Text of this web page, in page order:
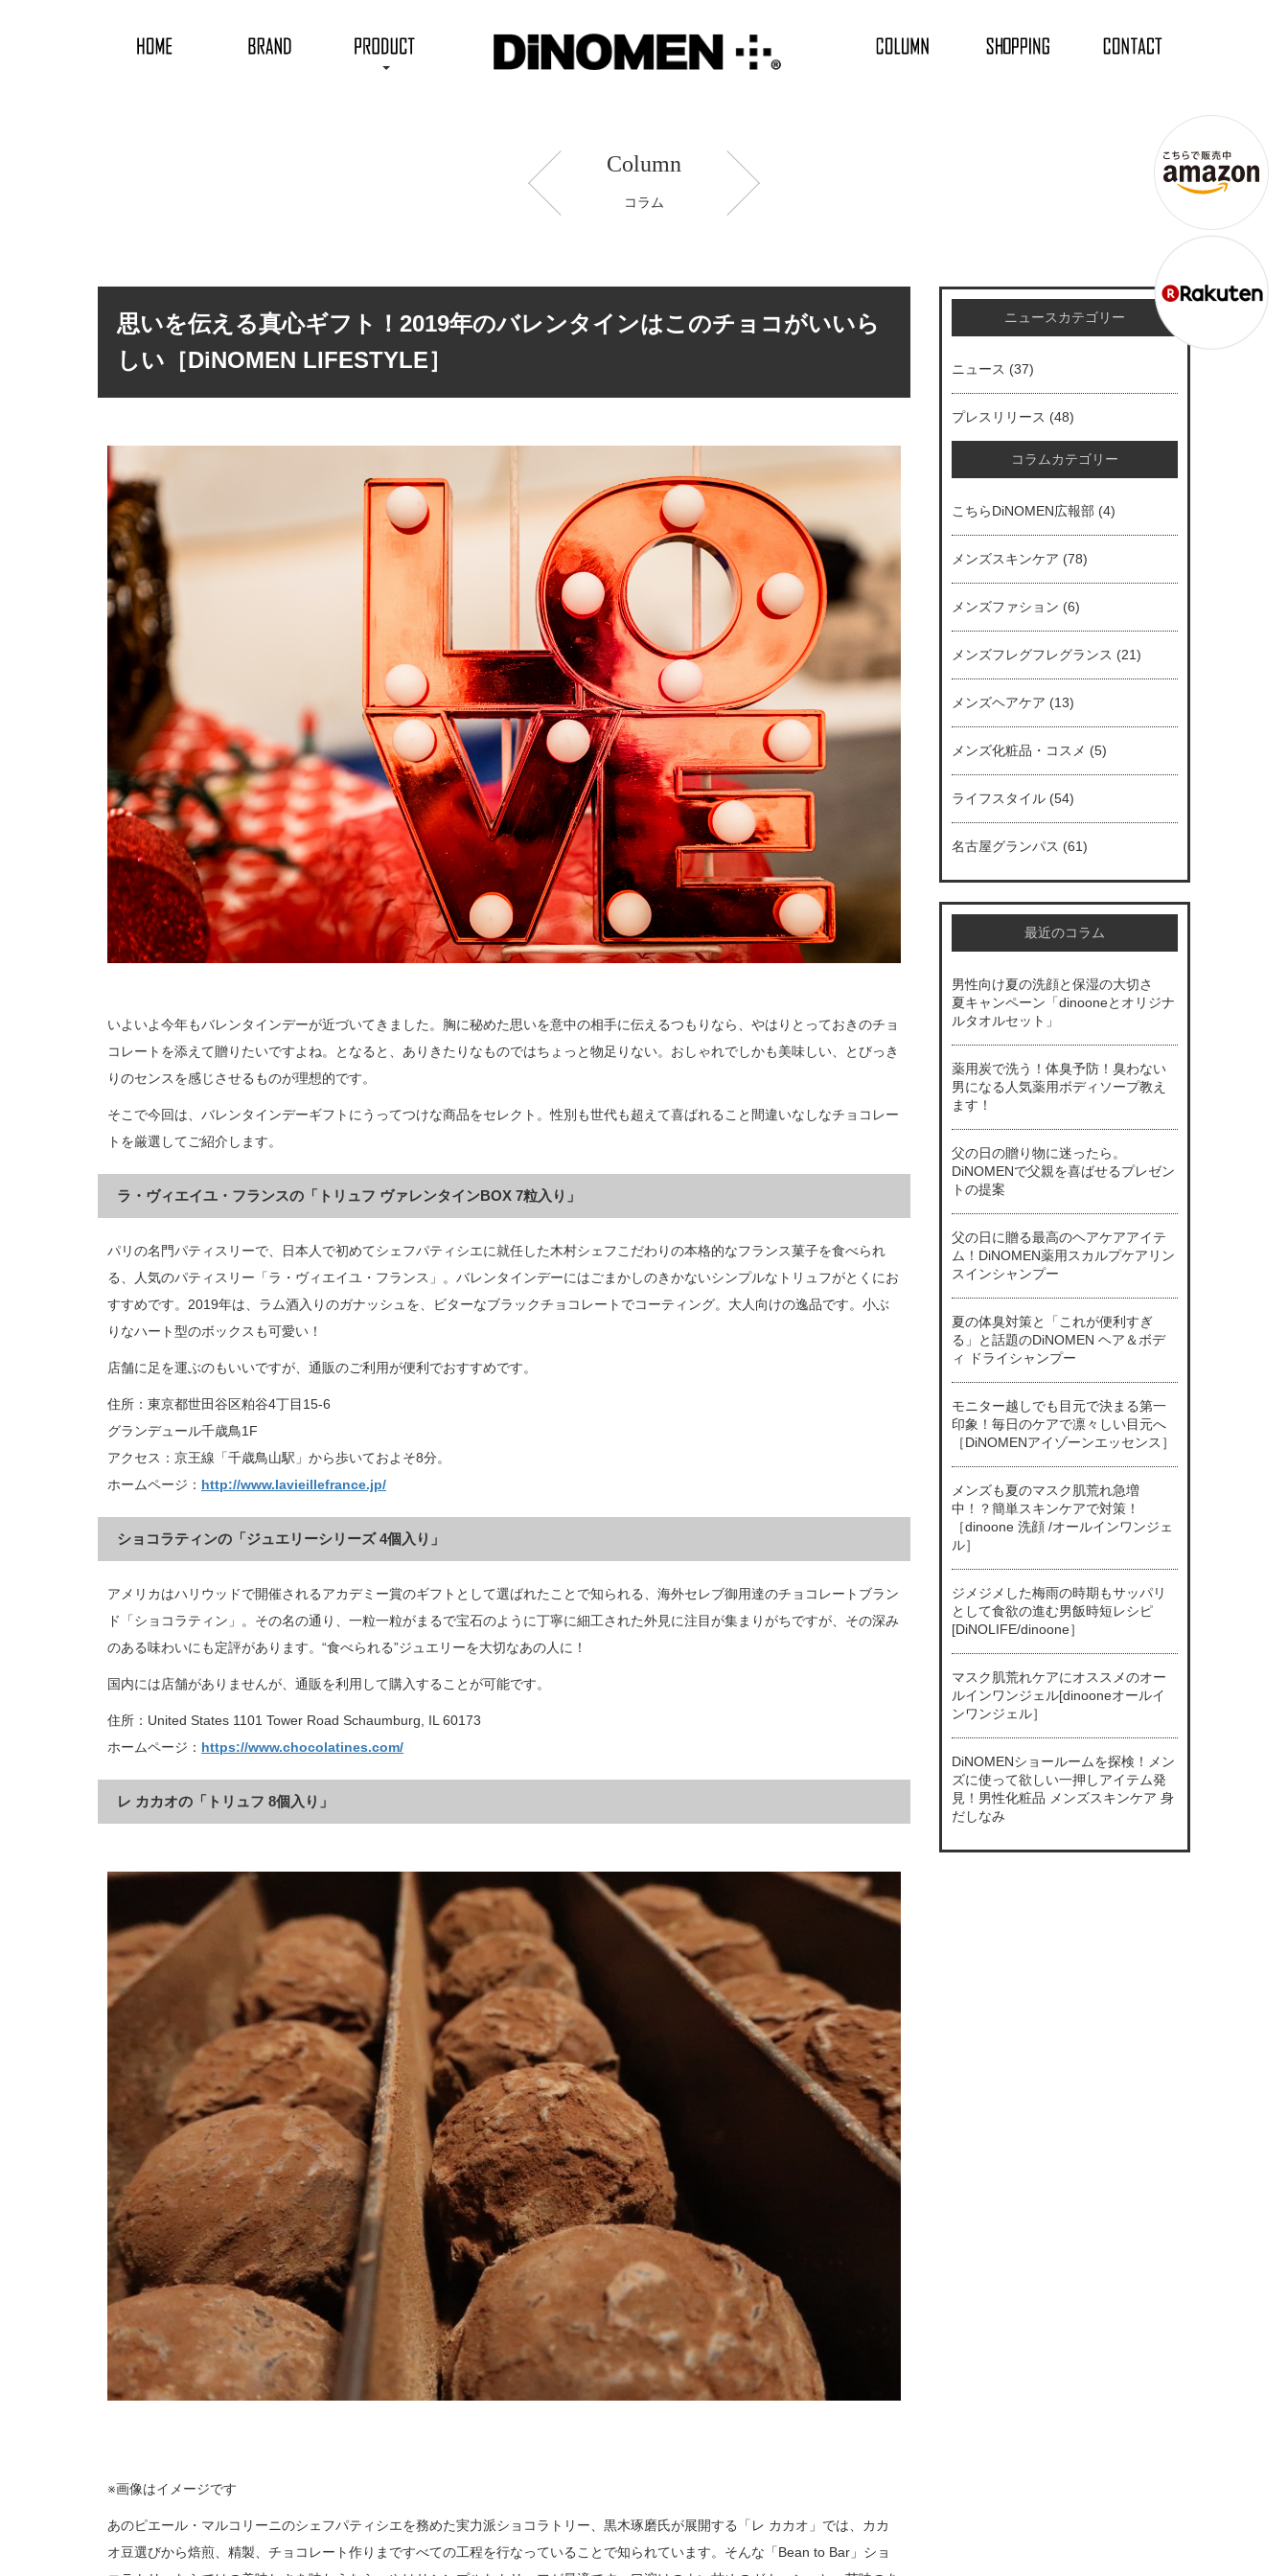
Column
コラム
思いを伝える真心ギフト！2019年のバレンタインはこのチョコがいいら
しい［DiNOMEN LIFESTYLE］
いよいよ今年もバレンタインデーが近づいてきました。胸に秘めた思いを意中の相手に伝えるつもりなら、やはりとっておきのチョ
コレートを添えて贈りたいですよね。となると、ありきたりなものではちょっと物足りない。おしゃれでしかも美味しい、とびっき
りのセンスを感じさせるものが理想的です。
そこで今回は、バレンタインデーギフトにうってつけな商品をセレクト。性別も世代も超えて喜ばれること間違いなしなチョコレー
トを厳選してご紹介します。
ラ・ヴィエイユ・フランスの「トリュフ ヴァレンタインBOX 7粒入り」
パリの名門パティスリーで、日本人で初めてシェフパティシエに就任した木村シェフこだわりの本格的なフランス菓子を食べられ
る、人気のパティスリー「ラ・ヴィエイユ・フランス」。バレンタインデーにはごまかしのきかないシンプルなトリュフがとくにお
すすめです。2019年は、ラム酒入りのガナッシュを、ビターなブラックチョコレートでコーティング。大人向けの逸品です。小ぶ
りなハート型のボックスも可愛い！
店舗に足を運ぶのもいいですが、通販のご利用が便利でおすすめです。
住所：東京都世田谷区粕谷4丁目15-6
グランデュール千歳鳥1F
アクセス：京王線「千歳鳥山駅」から歩いておよそ8分。
ホームページ： http://www.lavieillefrance.jp/
ショコラティンの「ジュエリーシリーズ 4個入り」
アメリカはハリウッドで開催されるアカデミー賞のギフトとして選ばれたことで知られる、海外セレブ御用達のチョコレートブラン
ド「ショコラティン」。その名の通り、一粒一粒がまるで宝石のように丁寧に細工された外見に注目が集まりがちですが、その深み
のある味わいにも定評があります。“食べられる”ジュエリーを大切なあの人に！
国内には店舗がありませんが、通販を利用して購入することが可能です。
住所：United States 1101 Tower Road Schaumburg, IL 60173
ホームページ： https://www.chocolatines.com/
レ カカオの「トリュフ 8個入り」
※画像はイメージです
あのピエール・マルコリーニのシェフパティシエを務めた実力派ショコラトリー、黒木琢磨氏が展開する「レ カカオ」では、カカ
オ豆選びから焙煎、精製、チョコレート作りまですべての工程を行なっていることで知られています。そんな「Bean to Bar」ショ
ニュースカテゴリー
ニュース (37)
プレスリリース (48)
コラムカテゴリー
こちらDiNOMEN広報部 (4)
メンズスキンケア (78)
メンズファション (6)
メンズフレグフレグランス (21)
メンズヘアケア (13)
メンズ化粧品・コスメ (5)
ライフスタイル(54)
名古屋グランパス (61)
最近のコラム
男性向け夏の洗顔と保湿の大切さ
夏キャンペーン「dinooneとオリジナ
ルタオルセット」
薬用炭で洗う！体臭予防！臭わない
男になる人気薬用ボディソープ教え
ます！
父の日の贈り物に迷ったら。
DiNOMENで父親を喜ばせるプレゼン
トの提案
父の日に贈る最高のヘアケアアイテ
ム！DiNOMEN薬用スカルプケアリン
スインシャンプー
夏の体臭対策と「これが便利すぎ
る」と話題のDiNOMEN ヘア＆ボデ
ィ ドライシャンプー
モニター越しでも目元で決まる第一
印象！毎日のケアで凛々しい目元へ
［DiNOMENアイゾーンエッセンス］
メンズも夏のマスク肌荒れ急増
中！？簡単スキンケアで対策！
［dinoone 洗顔 /オールインワンジェ
ル］
ジメジメした梅雨の時期もサッパリ
として食欲の進む男飯時短レシピ
[DiNOLIFE/dinoone］
マスク肌荒れケアにオススメのオー
ルインワンジェル[dinooneオールイ
ンワンジェル］
DiNOMENショールームを探検！メン
ズに使って欲しい一押しアイテム発
見！男性化粧品 メンズスキンケア 身
だしなみ